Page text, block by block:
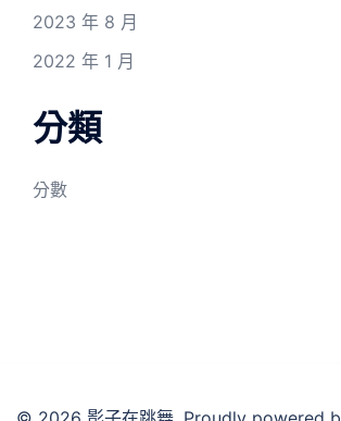
2023 年 8 月
2022 年 1 月
分類
分數